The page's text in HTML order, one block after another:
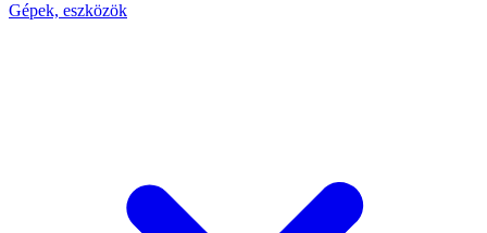
Gépek, eszközök